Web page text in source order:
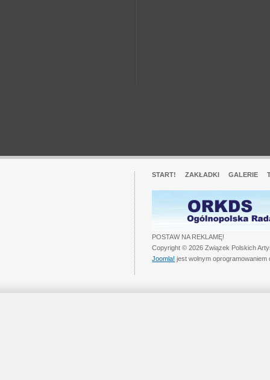
START! ZAKŁADKI GALERIE
POSTAW NA REKLAMĘ!
Copyright © 2026 Związek Polskich
Joomla! jest wolnym